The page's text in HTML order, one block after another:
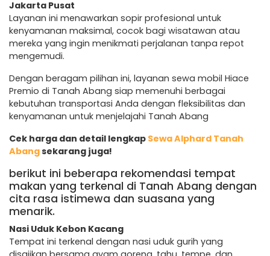
Jakarta Pusat
Layanan ini menawarkan sopir profesional untuk
kenyamanan maksimal, cocok bagi wisatawan atau
mereka yang ingin menikmati perjalanan tanpa repot
mengemudi.
Dengan beragam pilihan ini, layanan sewa mobil Hiace
Premio di Tanah Abang siap memenuhi berbagai
kebutuhan transportasi Anda dengan fleksibilitas dan
kenyamanan untuk menjelajahi Tanah Abang
Cek harga dan detail lengkap Sewa Alphard Tanah
Abangsekarang juga!
berikut ini beberapa rekomendasi tempat
makan yang terkenal di Tanah Abang dengan
cita rasa istimewa dan suasana yang
menarik.
Nasi Uduk Kebon Kacang
Tempat ini terkenal dengan nasi uduk gurih yang